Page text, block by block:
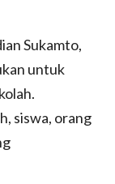
Sukamto,
untuk
siswa, orang